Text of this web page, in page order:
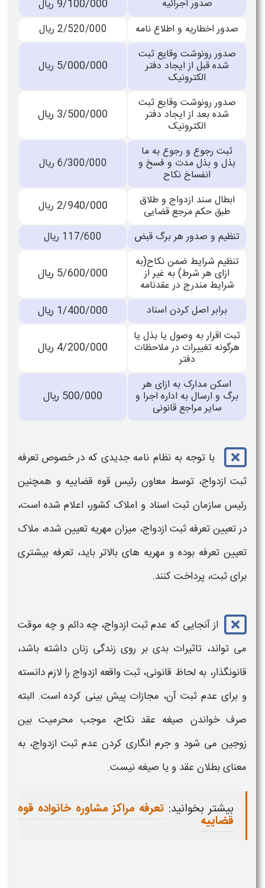
صدور اجرائیه
9/100/000 ریال
صدور اخطاریه و اطلاع نامه
2/520/000 ریال
صدور رونوشت وقایع ثبت
شده قبل از ایجاد دفتر
الکترونیک
5/000/000 ریال
صدور رونوشت وقایع ثبت
شده بعد از ایجاد دفتر
الکترونیک
3/500/000 ریال
ثبت رجوع و رجوع به ما
بذل و بذل مدت و فسخ و
انفساخ نکاح
6/300/000 ریال
ابطال سند ازدواج و طلاق
طبق حکم مرجع قضایی 2/940/000 ریال
تنظیم و صدور هر برگ قبض
117/600 ریال
تنظیم شرایط ضمن نکاح(به
ازای هر شرط) به غیر از
شرایط مندرج در عقدنامه
5/600/000 ریال
برابر اصل کردن اسناد 1/400/000 ریال
ثبت اقرار به وصول یا بذل یا
هرگونه تغییرات در ملاحظات
دفتر
4/200/000 ریال
اسکن مدارک به ازای هر
برگ و ارسال به اداره اجرا و
سایر مراجع قانونی
500/000 ریال
با توجه به نظام نامه جدیدی که در خصوص تعرفه
ثبت ازدواج، توسط معاون رئیس قوه قضاییه و همچنین
رئیس سازمان ثبت اسناد و املاک کشور، اعلام شده است،
در تعیین تعرفه ثبت ازدواج، میزان مهریه تعیین شده، ملاک
تعیین تعرفه بوده و مهریه‌ های بالاتر باید، تعرفه بیشتری
برایثبت، پرداخت کنند.
از آنجایی که عدمثبتازدواج، چه دائم و چه موقت
می تواند، تاثیرات بدی بر روی زندگی زنان داشته باشد،
قانونگذار، به لحاظ قانونی، ثبتواقعه ازدواج را لازم دانسته
و برای عدم ثبت آن، مجازات پیش بینی کرده است. البته
صرف خواندن صیغه عقد نکاح، موجب محرمیت بین
زوجین می شود و جرم انگاری کردن عدم ثبت ازدواج، به
معنای بطلان عقد و یا صیغه نیست.
بیشتر بخوانید: تعرفه مراکز مشاوره خانواده قوه
قضاییه